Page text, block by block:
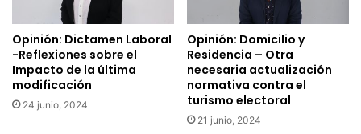
Opinión: Dictamen Laboral
-Reflexiones sobre el
Impacto de la última
modificación
24 junio, 2024
Opinión: Domicilio y
Residencia – Otra
necesaria actualización
normativa contra el
turismo electoral
21 junio, 2024